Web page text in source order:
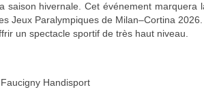
saison hivernale. Cet événement marquera
Jeux Paralympiques de Milan–Cortina 2026.
un spectacle sportif de très haut niveau.
Handisport